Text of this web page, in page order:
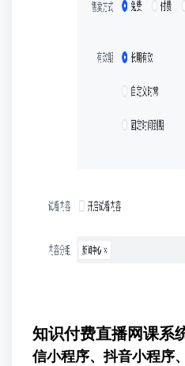
知识付费直播网课系
信小程序、抖音小程序